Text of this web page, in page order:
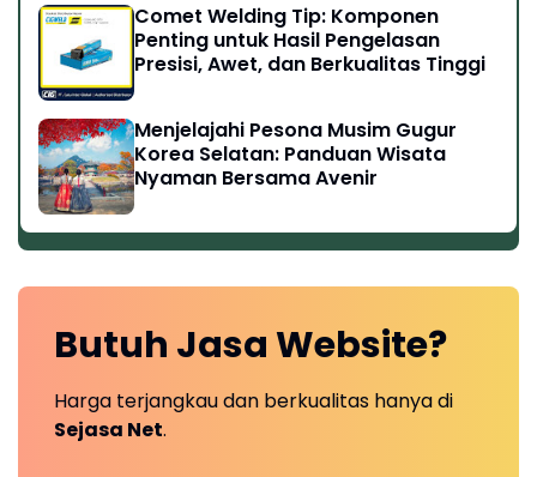
Comet Welding Tip: Komponen
Penting untuk Hasil Pengelasan
Presisi, Awet, dan Berkualitas Tinggi
Menjelajahi Pesona Musim Gugur
Korea Selatan: Panduan Wisata
Nyaman Bersama Avenir
Butuh Jasa Website?
Harga terjangkau dan berkualitas hanya di
Sejasa Net.